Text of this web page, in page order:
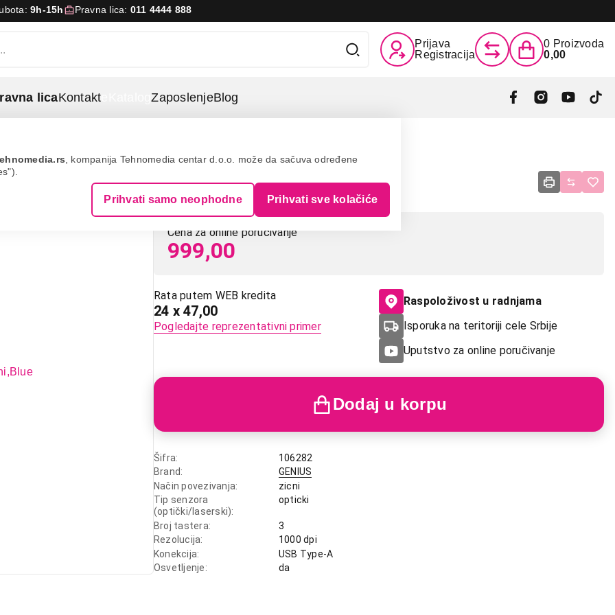
, kompanija Tehnomedia centar d.o.o. može da sačuva određene
Prihvati samo neophodne Prihvati sve kolačiće
9h-15h Pravna lica: 011 4444 888
Prijava
Registracija
0 Proizvoda
0,00
licaKontakt eKatalogZaposlenjeBlog
GENIUS DX-Mini,Blue
Cena za online poručivanje
999,00
Rata putem WEB kredita
24 x 47,00
Pogledajte reprezentativni primer
Raspoloživost u radnjama
Isporuka na teritoriji cele Srbije
Uputstvo za online poručivanje
Šifra
106282
Brand
GENIUS
Način povezivanja
zicni
Tip senzora
(optički/laserski)
opticki
Broj tastera
3
Rezolucija
1000 dpi
Konekcija
USB Type-A
Osvetljenje
da
Dodaj u korpu